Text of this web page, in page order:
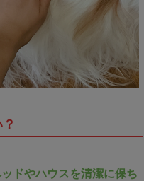
ドやハウスを清潔に保ち